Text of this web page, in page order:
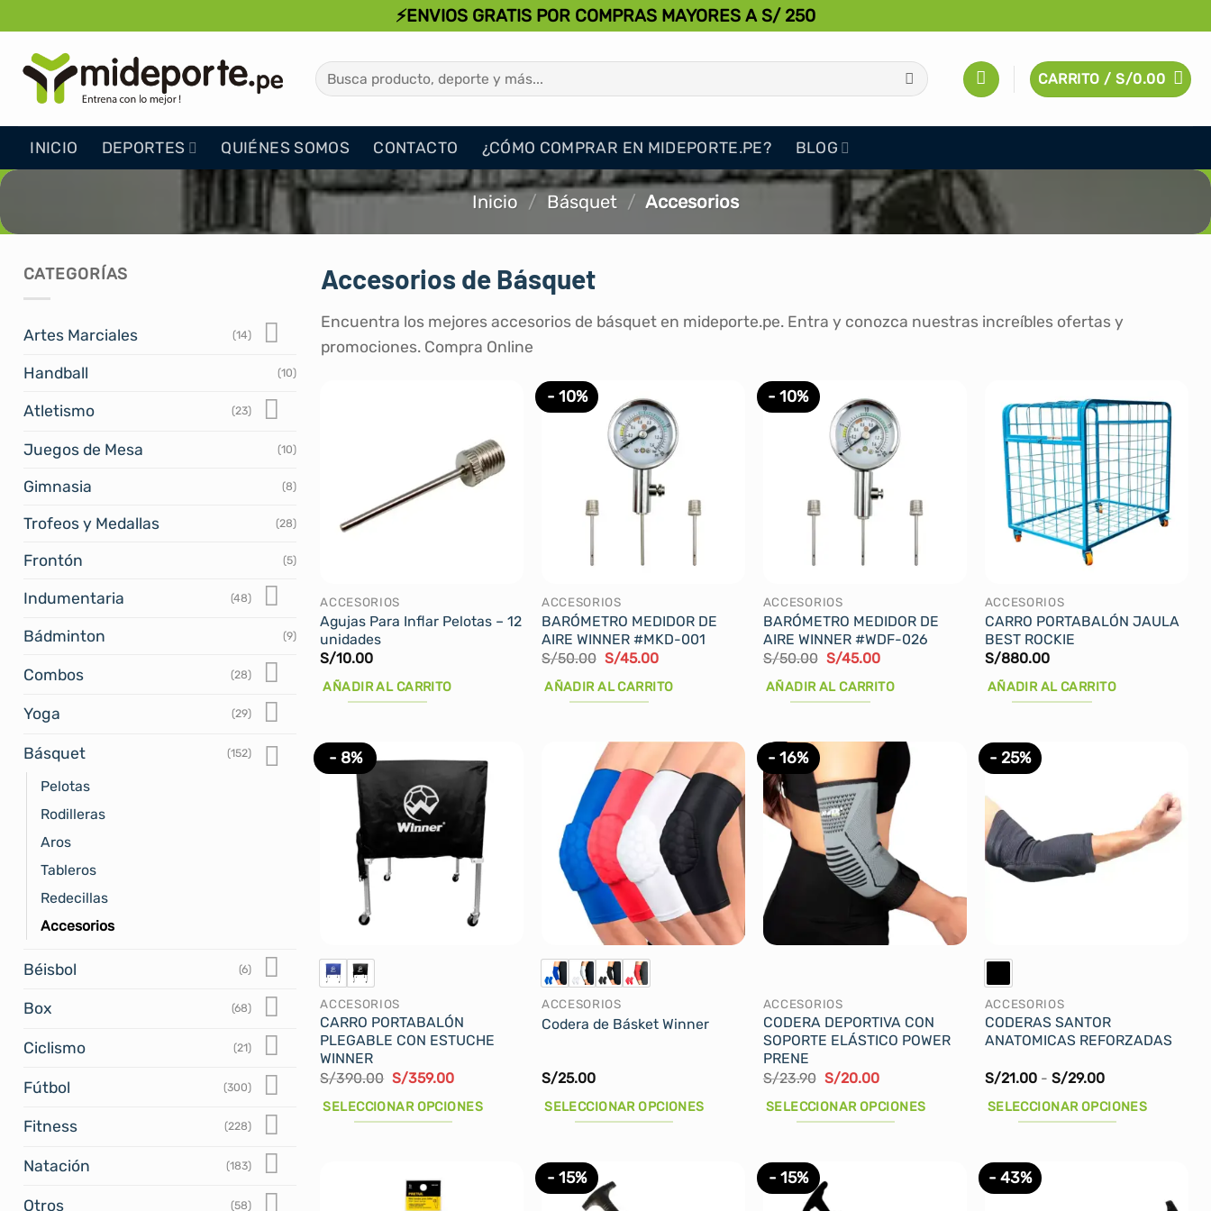
al
contenido
⚡ENVIOS GRATIS POR COMPRAS MAYORES A S/ 250
Buscar
por:
CARRITO /S/0.00
INICIO DEPORTES QUIÉNES SOMOS CONTACTO ¿CÓMO COMPRAR EN MIDEPORTE.PE? BLOG
Inicio / Básquet / Accesorios
CATEGORÍAS
Artes Marciales (14)
Handball (10)
Atletismo (23)
Juegos de Mesa (10)
Gimnasia (8)
Trofeos y Medallas (28)
Frontón (5)
Indumentaria (48)
Bádminton (9)
Combos (28)
Yoga (29)
Básquet (152)
Pelotas
Rodilleras
Aros
Tableros
Redecillas
Accesorios
Béisbol (6)
Box (68)
Ciclismo (21)
Fútbol (300)
Fitness (228)
Natación (183)
Otros (58)
Accesorios de Básquet
Encuentra los mejores accesorios de básquet en mideporte.pe. Entra y conozca nuestras increíbles ofertas y
promociones. Compra Online
ACCESORIOS
Agujas Para Inflar Pelotas – 12
unidades
S/10.00
AÑADIR AL CARRITO
- 10%
ACCESORIOS
BARÓMETRO MEDIDOR DE
AIRE WINNER #MKD-001
S/50.00 El
precio
original
era:
S/45.00El
actual
AÑADIR AL CARRITO
- 10%
ACCESORIOS
BARÓMETRO MEDIDOR DE
AIRE WINNER #WDF-026
S/50.00 El
precio
original
era:
S/45.00El
actual
AÑADIR AL CARRITO
ACCESORIOS
CARRO PORTABALÓN JAULA
BEST ROCKIE
S/880.00
AÑADIR AL CARRITO
- 8%
ACCESORIOS
CARRO PORTABALÓN
PLEGABLE CON ESTUCHE
WINNER
S/390.00 El
precio
original
era:
S/359.00El
actual
SELECCIONAR OPCIONES
ACCESORIOS
Codera de Básket Winner
S/25.00
SELECCIONAR OPCIONES
tiene
múltiples
- 16%
ACCESORIOS
CODERA DEPORTIVA CON
SOPORTE ELÁSTICO POWER
PRENE
S/23.90 El
precio
original
era:
S/20.00El
actual
es:
SELECCIONAR OPCIONES
tiene
múltiples
- 25%
ACCESORIOS
CODERAS SANTOR
ANATOMICAS REFORZADAS
S/21.00 - S/29.00Rango
precios:
desde
SELECCIONAR OPCIONES
tiene
- 15% - 15% - 43%